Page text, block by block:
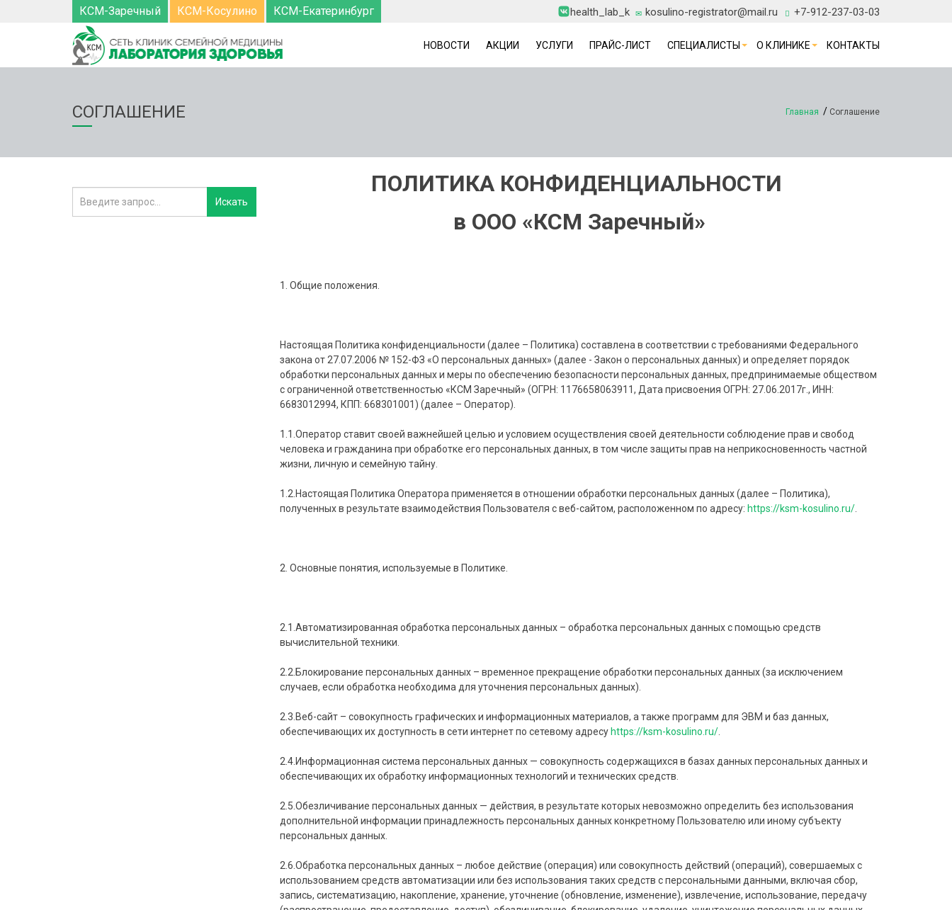
КСМ-Заречный КСМ-Косулино КСМ-Екатеринбург +7-912-237-03-03
kosulino-registrator@mail.ru
health_lab_k
НОВОСТИ АКЦИИ УСЛУГИ ПРАЙС-ЛИСТ СПЕЦИАЛИСТЫ О КЛИНИКЕ КОНТАКТЫ
СОГЛАШЕНИЕ Главная Соглашение
ПОЛИТИКА КОНФИДЕНЦИАЛЬНОСТИ
в ООО «КСМ Заречный»
1. Общие положения.
Настоящая Политика конфиденциальности (далее – Политика) составлена в соответствии с требованиями Федерального
закона от 27.07.2006 № 152-ФЗ «О персональных данных» (далее - Закон о персональных данных) и определяет порядок
обработки персональных данных и меры по обеспечению безопасности персональных данных, предпринимаемые обществом
с ограниченной ответственностью «КСМ Заречный» (ОГРН: 1176658063911, Дата присвоения ОГРН: 27.06.2017г., ИНН:
6683012994, КПП: 668301001) (далее – Оператор).
1.1.Оператор ставит своей важнейшей целью и условием осуществления своей деятельности соблюдение прав и свобод
человека и гражданина при обработке его персональных данных, в том числе защиты прав на неприкосновенность частной
жизни, личную и семейную тайну.
1.2.Настоящая Политика Оператора применяется в отношении обработки персональных данных (далее – Политика),
полученных в результате взаимодействия Пользователя с веб-сайтом, расположенном по адресу: https://ksm-kosulino.ru/.
2. Основные понятия, используемые в Политике.
2.1.Автоматизированная обработка персональных данных – обработка персональных данных с помощью средств
вычислительной техники.
2.2.Блокирование персональных данных – временное прекращение обработки персональных данных (за исключением
случаев, если обработка необходима для уточнения персональных данных).
2.3.Веб-сайт – совокупность графических и информационных материалов, а также программ для ЭВМ и баз данных,
обеспечивающих их доступность в сети интернет по сетевому адресу https://ksm-kosulino.ru/.
2.4.Информационная система персональных данных — совокупность содержащихся в базах данных персональных данных и
обеспечивающих их обработку информационных технологий и технических средств.
2.5.Обезличивание персональных данных — действия, в результате которых невозможно определить без использования
дополнительной информации принадлежность персональных данных конкретному Пользователю или иному субъекту
персональных данных.
2.6.Обработка персональных данных – любое действие (операция) или совокупность действий (операций), совершаемых с
использованием средств автоматизации или без использования таких средств с персональными данными, включая сбор,
запись, систематизацию, накопление, хранение, уточнение (обновление, изменение), извлечение, использование, передачу